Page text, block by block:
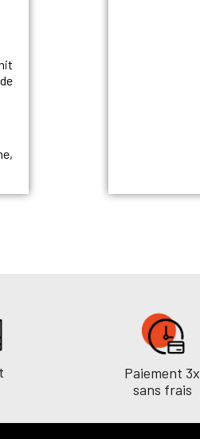
Paiement 3x
sans frais